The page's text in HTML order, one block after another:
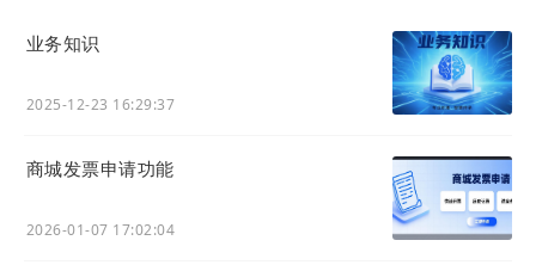
业务知识
2025-12-23 16:29:37
商城发票申请功能
2026-01-07 17:02:04